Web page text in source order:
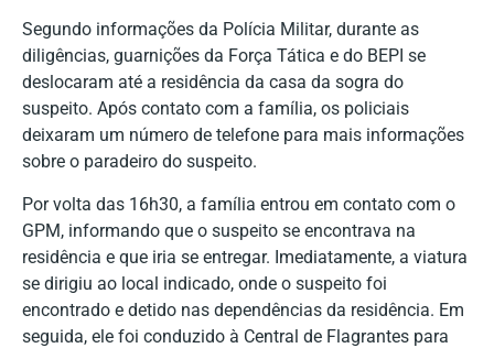
Segundo informações da Polícia Militar, durante as
diligências, guarnições da Força Tática e do BEPI se
deslocaram até a residência da casa da sogra do
suspeito. Após contato com a família, os policiais
deixaram um número de telefone para mais informações
sobre o paradeiro do suspeito.
Por volta das 16h30, a família entrou em contato com o
GPM, informando que o suspeito se encontrava na
residência e que iria se entregar. Imediatamente, a viatura
se dirigiu ao local indicado, onde o suspeito foi
encontrado e detido nas dependências da residência. Em
seguida, ele foi conduzido à Central de Flagrantes para